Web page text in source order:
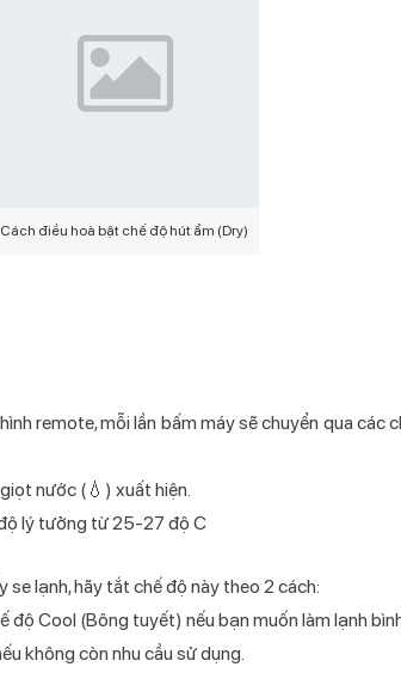
Cách điều hoà bật chế độ hút ẩm (Dry)
remote, mỗi lần bấm máy sẽ chuyển qua các
nước (💧) xuất hiện.
lý tưởng từ 25-27 độ C
lạnh, hãy tắt chế độ này theo 2 cách:
độ Cool (Bông tuyết) nếu bạn muốn làm lạnh
không còn nhu cầu sử dụng.